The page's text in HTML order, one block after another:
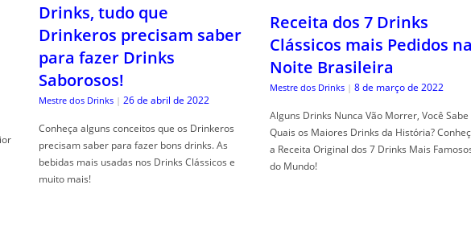
Drinks, tudo que
Drinkeros precisam saber
para fazer Drinks
Saborosos!
Mestre dos Drinks | 26 de abril de 2022
Conheça alguns conceitos que os Drinkeros
precisam saber para fazer bons drinks. As
bebidas mais usadas nos Drinks Clássicos e
muito mais!
Receita dos 7 Drinks
Clássicos mais Pedidos
Noite Brasileira
Mestre dos Drinks | 8 de março de 2022
Alguns Drinks Nunca Vão Morrer, Você Sabe
Quais os Maiores Drinks da História?
a Receita Original dos 7 Drinks Mais
do Mundo!